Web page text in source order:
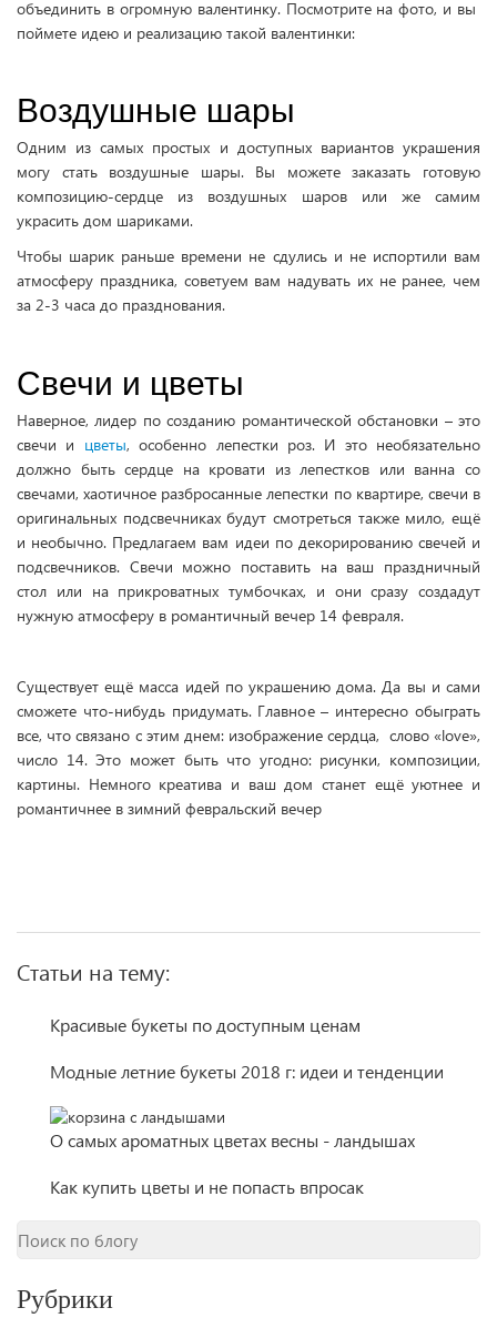
объединить в огромную валентинку. Посмотрите на фото, и вы
поймете идею и реализацию такой валентинки:
Воздушные шары
Одним из самых простых и доступных вариантов украшения
могу стать воздушные шары. Вы можете заказать готовую
композицию-сердце из воздушных шаров или же самим
украсить дом шариками.
Чтобы шарик раньше времени не сдулись и не испортили вам
атмосферу праздника, советуем вам надувать их не ранее, чем
за 2-3 часа до празднования.
Свечи и цветы
Наверное, лидер по созданию романтической обстановки – это
свечи и цветы, особенно лепестки роз. И это необязательно
должно быть сердце на кровати из лепестков или ванна со
свечами, хаотичное разбросанные лепестки по квартире, свечи в
оригинальных подсвечниках будут смотреться также мило, ещё
и необычно. Предлагаем вам идеи по декорированию свечей и
подсвечников. Свечи можно поставить на ваш праздничный
стол или на прикроватных тумбочках, и они сразу создадут
нужную атмосферу в романтичный вечер 14 февраля.
Существует ещё масса идей по украшению дома. Да вы и сами
сможете что-нибудь придумать. Главное – интересно обыграть
все, что связано с этим днем: изображение сердца, слово «love»,
число 14. Это может быть что угодно: рисунки, композиции,
картины. Немного креатива и ваш дом станет ещё уютнее и
романтичнее в зимний февральский вечер
Статьи на тему:
Красивые букеты по доступным ценам
Модные летние букеты 2018 г: идеи и тенденции
О самых ароматных цветах весны - ландышах
Как купить цветы и не попасть впросак
Рубрики